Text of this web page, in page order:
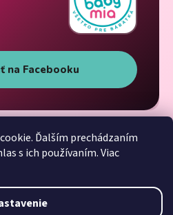
Ďalším prechádzaním
s ich používaním. Viac
na Facebooku